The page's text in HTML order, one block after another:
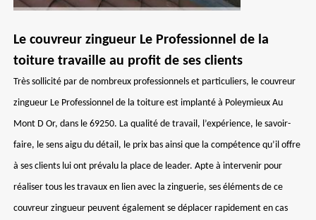
Le couvreur zingueur Le Professionnel de la
toiture travaille au profit de ses clients
Très sollicité par de nombreux professionnels et particuliers, le couvreur
zingueur Le Professionnel de la toiture est implanté à Poleymieux Au
Mont D Or, dans le 69250. La qualité de travail, l’expérience, le savoir-
faire, le sens aigu du détail, le prix bas ainsi que la compétence qu’il offre
à ses clients lui ont prévalu la place de leader. Apte à intervenir pour
réaliser tous les travaux en lien avec la zinguerie, ses éléments de ce
couvreur zingueur peuvent également se déplacer rapidement en cas